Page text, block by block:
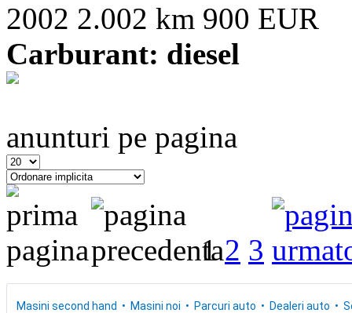
2002 2.002 km 900 EUR
Carburant: diesel
anunturi pe pagina
1 2 3
Masini second hand Masini noi Parcuri auto Dealeri auto